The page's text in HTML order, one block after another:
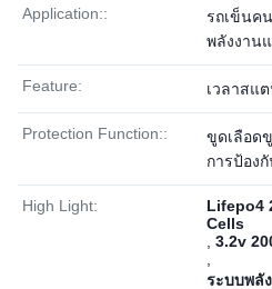
Application::
รถเข็นค
พลังงาน
Feature: เวลาสแ
Protection Function::
ขูดเลือดขู
การป้อง
High Light:
Lifepo4
Cells
3.2v
ระบบพลั